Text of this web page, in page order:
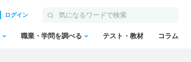
ログイン
職業・学問を調べる テスト・教材 コラム